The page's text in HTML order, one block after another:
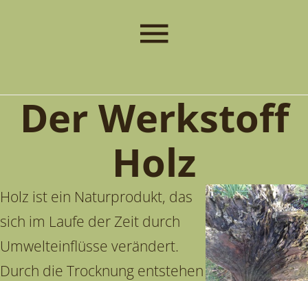
Der Werkstoff
Holz
Holz ist ein Naturprodukt, das
sich im Laufe der Zeit durch
Umwelteinflüsse verändert.
Durch die Trocknung entstehen